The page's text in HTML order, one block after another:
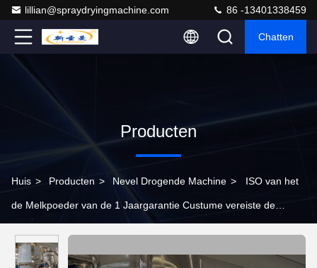
lillian@spraydryingmachine.com 86 -13401338459
Chatten
Producten
Huis > Producten > Nevel Drogende Machine > ISO van het
de Melkpoeder van de 1 Jaargarantie Custume vereiste de